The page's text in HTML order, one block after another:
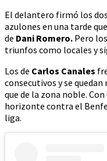
El delantero firmó los
azulones en una tarde
de Dani Romero. Pero
triunfos como locales y
Los de Carlos Canales
consecutivos y se quedan
que de la zona noble.
horizonte contra el
liga.